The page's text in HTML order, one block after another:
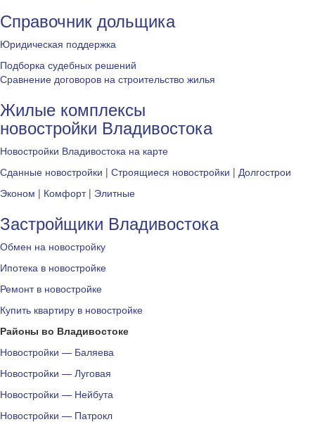
Справочник дольщика
Юридическая поддержка
Подборка судебных решений
Сравнение договоров на строительство жилья
Жилые комплексы
новостройки Владивостока
Новостройки Владивостока на карте
Сданные новостройки | Строящиеся новостройки | Долгострои
Эконом | Комфорт| Элитные
Застройщики Владивостока
Обмен на новостройку
Ипотека в новостройке
Ремонт в новостройке
Купить квартиру в новостройке
Районы во Владивостоке
Новостройки — Баляева
Новостройки — Луговая
Новостройки — Нейбута
Новостройки — Патрокл